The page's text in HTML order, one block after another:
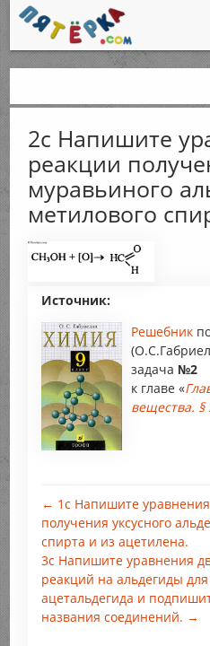
2с Напишите
реакции
муравьиного
метилового
Источник:
Решебник
задача №2
к главе «
вещества. §
← 1с Напишите
получения уксусного
спирта и из ацетилена.
3с Напишите уравнения
реакций на альдегиды
ацетальдегида и
названия соединений. →